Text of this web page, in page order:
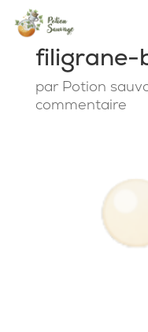
filigrane-
par Potion
commentaire